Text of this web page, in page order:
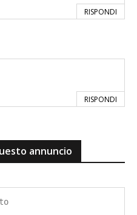
RISPONDI
RISPONDI
annuncio